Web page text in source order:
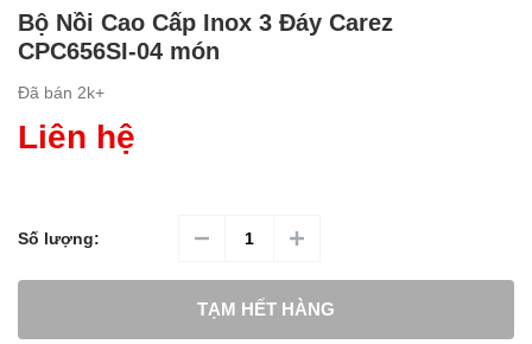
Bộ Nồi Cao Cấp Inox 3 Đáy Carez
CPC656SI-04 món
Đã bán 2k+
Liên hệ
Số lượng:
TẠM HẾT HÀNG